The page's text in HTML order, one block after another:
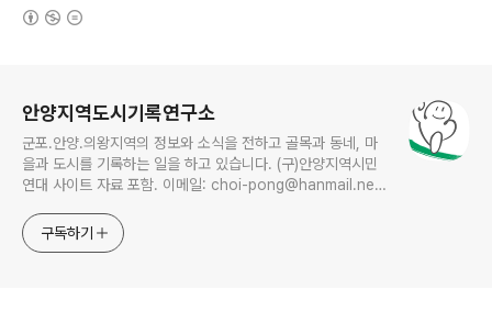
안양지역도시기록연구소
군포.안양.의왕지역의 정보와 소식을 전하고 골목과 동네, 마
을과 도시를 기록하는 일을 하고 있습니다. (구)안양지역시민
연대 사이트 자료 포함. 이메일: choi-pong@hanmail.net
구독하기